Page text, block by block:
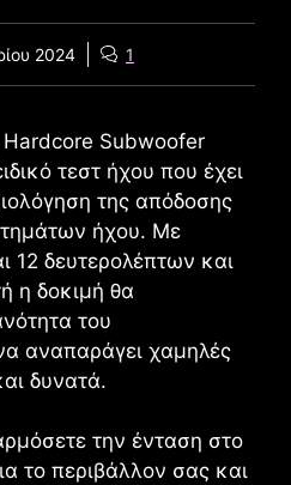
2024 1
Hardcore Subwoofer
τεστ ήχου που έχει
της απόδοσης
ήχου. Με
12 δευτερολέπτων και
η δοκιμή θα
του
αναπαράγει χαμηλές
δυνατά.
την ένταση στο
το περιβάλλον σας και